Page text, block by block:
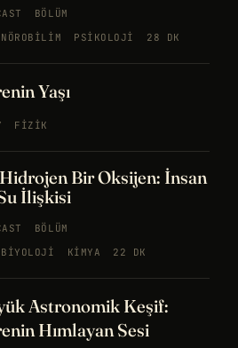
BÖLÜM
NÖROBILIM PSIKOLOJI 28 DK
Yaşı
FIZIK
Bir Oksijen: İnsan
İlişkisi
BÖLÜM
BIYOLOJI KIMYA 22 DK
Astronomik Keşif:
Hımlayan Sesi